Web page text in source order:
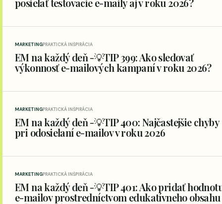
posielať testovacie e-maily aj v roku 2026?
MARKETINGPRAKTICKÁ INŠPIRÁCIA
EM na každý deň -💡TIP 399: Ako sledovať
výkonnosť e-mailových kampaní v roku 2026?
MARKETINGPRAKTICKÁ INŠPIRÁCIA
EM na každý deň -💡TIP 400: Najčastejšie chyby
pri odosielaní e-mailov v roku 2026
MARKETINGPRAKTICKÁ INŠPIRÁCIA
EM na každý deň -💡TIP 401: Ako pridať
e-mailov prostredníctvom edukatívneho obsahu